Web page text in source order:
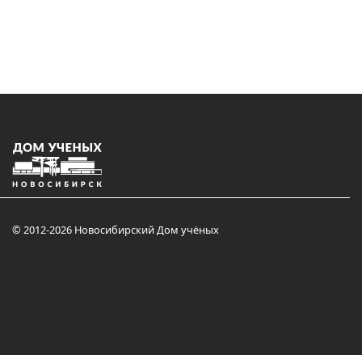
© 2012-2026 Новосибирский Дом учёных